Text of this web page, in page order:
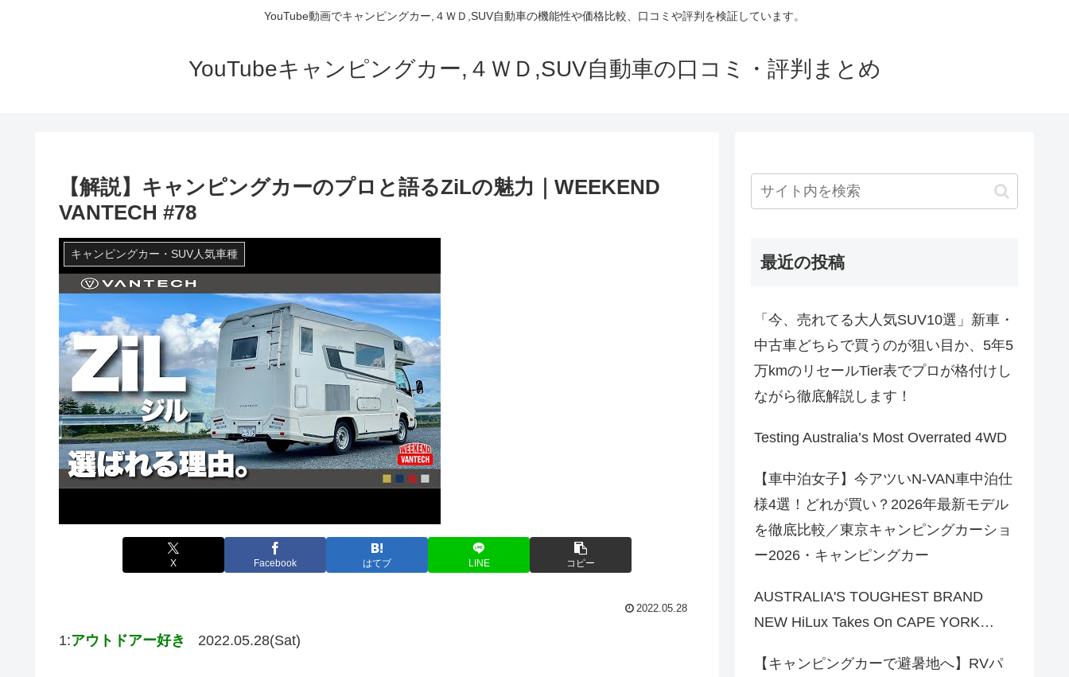
YouTube動画でキャンピングカー,４ＷＤ,SUV自動車の機能性や価格比較、口コミや評判を検証しています。
YouTubeキャンピングカー,４ＷＤ,SUV自動車の口コミ・評判まとめ
【解説】キャンピングカーのプロと語るZiLの魅力｜WEEKEND
VANTECH #78
キャンピングカー・SUV人気車種
X Facebook はてブ LINE コピー
2022.05.28
1:アウトドアー好き 2022.05.28(Sat)
最近の投稿
「今、売れてる大人気SUV10選」新車・
中古車どちらで買うのが狙い目か、5年5
万kmのリセールTier表でプロが格付けし
ながら徹底解説します！
Testing Australia’s Most Overrated 4WD
【車中泊女子】今アツいN-VAN車中泊仕
様4選！どれが買い？2026年最新モデル
を徹底比較／東京キャンピングカーショ
ー2026・キャンピングカー
AUSTRALIA'S TOUGHEST BRAND
NEW HiLux Takes On CAPE YORK…
【キャンピングカーで避暑地へ】RVパ